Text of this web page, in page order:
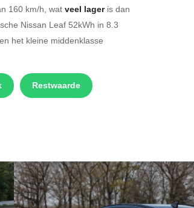
160 km/h, wat veel lageris dan
Nissan Leaf 52kWh in 8.3
het kleine middenklasse
Restwaarde